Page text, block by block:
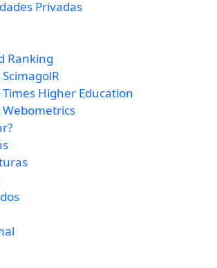
Privadas
Ranking
Higher Education